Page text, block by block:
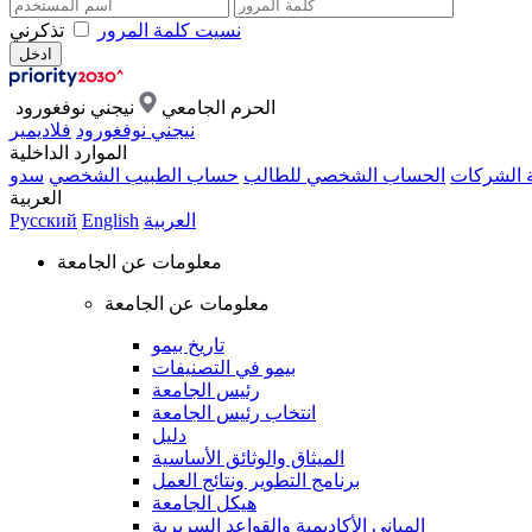
نسيت كلمة المرور تذكرني
الحرم الجامعي
نيجني نوفغورود
نيجني نوفغورود فلاديمير
الموارد الداخلية
الشركات الحساب الشخصي للطالب حساب الطبيب الشخصي سدو
العربية
Русский English العربية
معلومات عن الجامعة
معلومات عن الجامعة
تاريخ بيمو
بيمو في التصنيفات
رئيس الجامعة
انتخاب رئيس الجامعة
دليل
الميثاق والوثائق الأساسية
برنامج التطوير ونتائج العمل
هيكل الجامعة
المباني الأكاديمية والقواعد السريرية